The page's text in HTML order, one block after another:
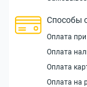
Способы
Оплата
Оплата
Оплата
Оплата на